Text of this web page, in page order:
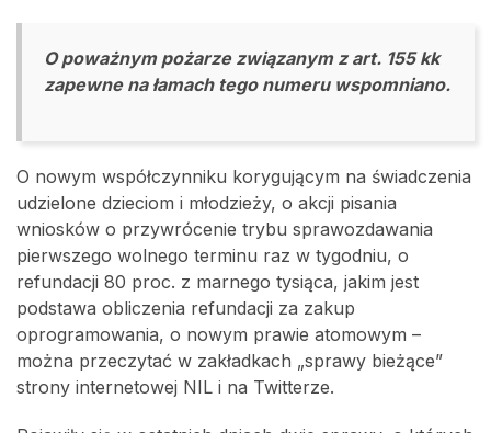
O poważnym pożarze związanym z art. 155 kk
zapewne na łamach tego numeru wspomniano.
O nowym współczynniku korygującym na świadczenia
udzielone dzieciom i młodzieży, o akcji pisania
wniosków o przywrócenie trybu sprawozdawania
pierwszego wolnego terminu raz w tygodniu, o
refundacji 80 proc. z marnego tysiąca, jakim jest
podstawa obliczenia refundacji za zakup
oprogramowania, o nowym prawie atomowym –
można przeczytać w zakładkach „sprawy bieżące”
strony internetowej NIL i na Twitterze.